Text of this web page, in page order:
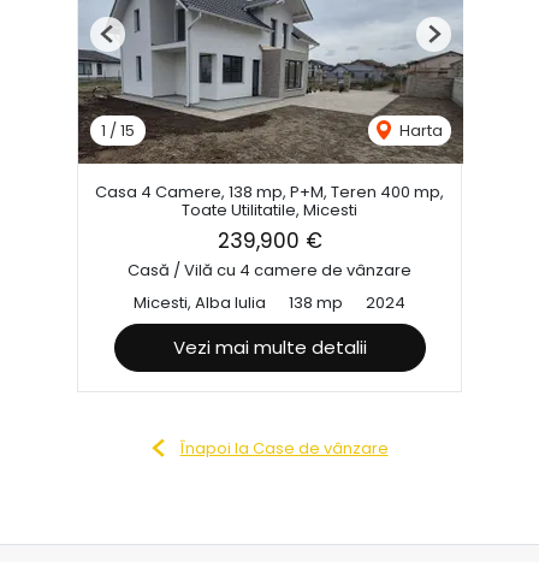
1 /15 Harta
Previous Next
Casa 4 Camere, 138 mp, P+M, Teren 400 mp,
Toate Utilitatile, Micesti
239,900 €
Casă / Vilă cu 4 camere de vânzare
Micesti, Alba Iulia
138 mp 2024
Vezi mai multe detalii
Înapoi la Case de vânzare